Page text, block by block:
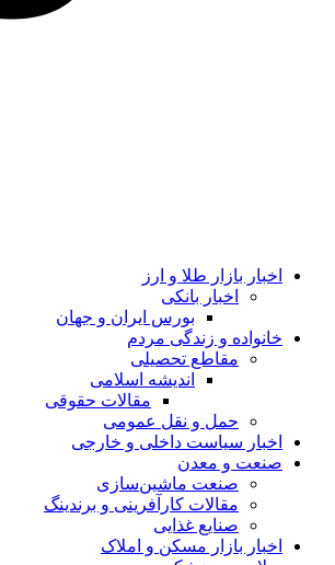
اخبار بازار طلا و ارز
اخبار بانکی
بورس ایران و جهان
خانواده و زندگی مردم
مقاطع تحصیلی
اندیشه اسلامی
مقالات حقوقی
حمل و نقل عمومی
اخبار سیاست داخلی و خارجی
صنعت و معدن
صنعت ماشین‌سازی
مقالات کارآفرینی و برندینگ
صنایع غذایی
اخبار بازار مسکن و املاک